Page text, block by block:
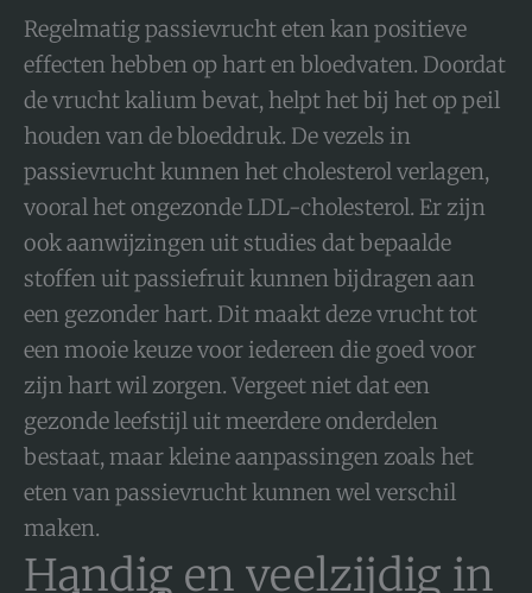
Regelmatig passievrucht eten kan positieve
effecten hebben op hart en bloedvaten. Doordat
de vrucht kalium bevat, helpt het bij het op peil
houden van de bloeddruk. De vezels in
passievrucht kunnen het cholesterol verlagen,
vooral het ongezonde LDL-cholesterol. Er zijn
ook aanwijzingen uit studies dat bepaalde
stoffen uit passiefruit kunnen bijdragen aan
een gezonder hart. Dit maakt deze vrucht tot
een mooie keuze voor iedereen die goed voor
zijn hart wil zorgen. Vergeet niet dat een
gezonde leefstijl uit meerdere onderdelen
bestaat, maar kleine aanpassingen zoals het
eten van passievrucht kunnen wel verschil
maken.
Handig en veelzijdig in